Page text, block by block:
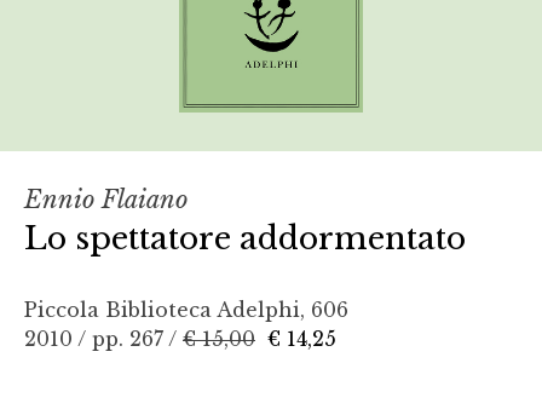
Ennio Flaiano
Lo spettatore addormentato
Piccola Biblioteca Adelphi, 606
2010 / pp. 267 / € 15,00 € 14,25